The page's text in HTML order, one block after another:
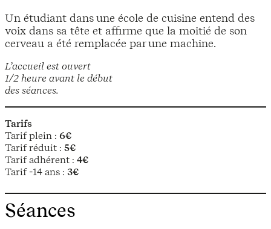
L’accueil est ouvert
1/2 heure avant le début
des séances.
Tarifs
Tarif plein : 6€
Tarif réduit : 5€
Tarif adhérent : 4€
Tarif -14 ans : 3€
Un étudiant dans une école de cuisine entend des
voix dans sa tête et affirme que la moitié de son
cerveau a été remplacée par une machine.
Séances